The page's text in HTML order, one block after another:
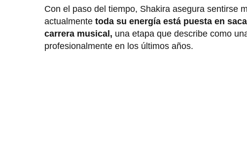
Con el paso del tiempo, Shakira asegura sentirse
actualmente toda su energía está puesta en
carrera musical, una etapa que describe como
profesionalmente en los últimos años.